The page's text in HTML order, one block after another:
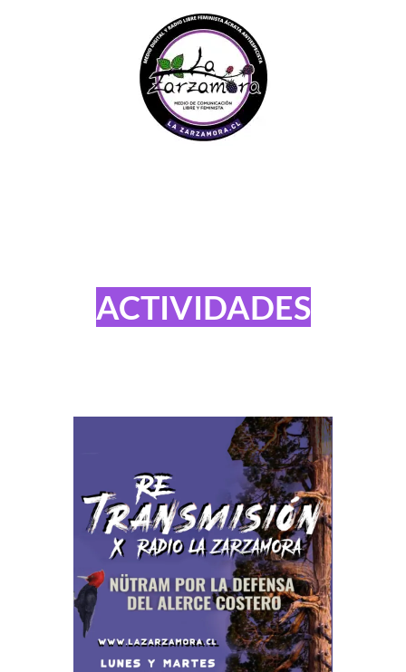
ACTIVIDADES